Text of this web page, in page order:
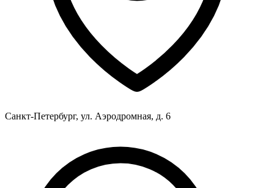
Санкт-Петербург, ул. Аэродромная, д. 6